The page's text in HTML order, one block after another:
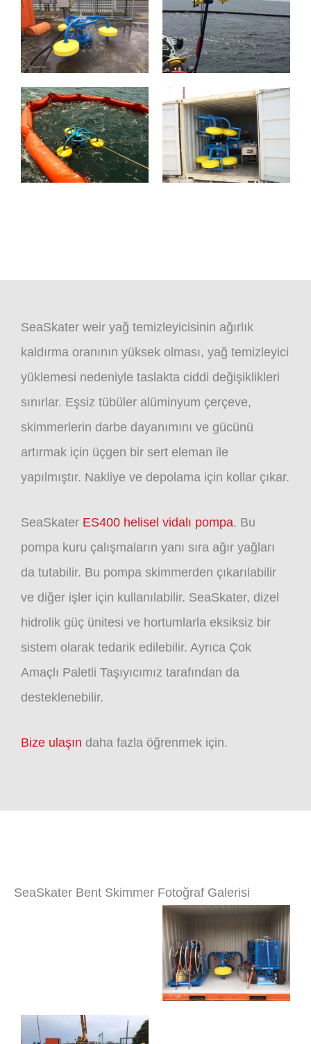
SeaSkater weir yağ temizleyicisinin ağırlık
kaldırma oranının yüksek olması, yağ temizleyici
yüklemesi nedeniyle taslakta ciddi değişiklikleri
sınırlar. Eşsiz tübüler alüminyum çerçeve,
skimmerlerin darbe dayanımını ve gücünü
artırmak için üçgen bir sert eleman ile
yapılmıştır. Nakliye ve depolama için kollar çıkar.
SeaSkater ES400 helisel vidalı pompa. Bu
pompa kuru çalışmaların yanı sıra ağır yağları
da tutabilir. Bu pompa skimmerden çıkarılabilir
ve diğer işler için kullanılabilir. SeaSkater, dizel
hidrolik güç ünitesi ve hortumlarla eksiksiz bir
sistem olarak tedarik edilebilir. Ayrıca Çok
Amaçlı Paletli Taşıyıcımız tarafından da
desteklenebilir.
Bize ulaşın daha fazla öğrenmek için.
SeaSkater Bent Skimmer Fotoğraf Galerisi